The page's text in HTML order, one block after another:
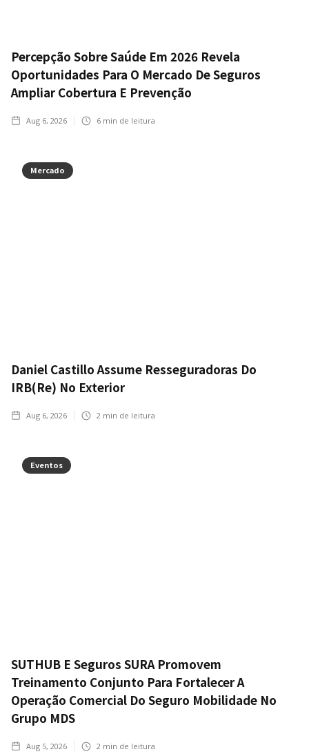
Percepção Sobre Saúde Em 2026 Revela
Oportunidades Para O Mercado De Seguros
Ampliar Cobertura E Prevenção
Aug 6, 2026 6 min de leitura
Mercado
Daniel Castillo Assume Resseguradoras Do
IRB(Re) No Exterior
Aug 6, 2026 2 min de leitura
Eventos
SUTHUB E Seguros SURA Promovem
Treinamento Conjunto Para Fortalecer A
Operação Comercial Do Seguro Mobilidade No
Grupo MDS
Aug 5, 2026 2 min de leitura